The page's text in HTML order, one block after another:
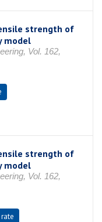
strength of
model
Vol. 162,
strength of
model
Vol. 162,